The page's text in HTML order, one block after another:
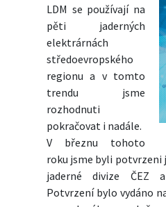
LDM se používají na
pěti jaderných
elektrárnách
středoevropského
regionu a v tomto
trendu jsme
rozhodnuti
pokračovat i nadále.
V březnu tohoto
roku jsme byli potvrzeni
jaderné divize ČEZ
Potvrzení bylo vydáno